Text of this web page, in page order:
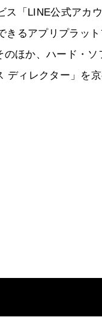
「LINE公式アカ
きるアプリプラッ
ほか、ハード・
ィレクター」を